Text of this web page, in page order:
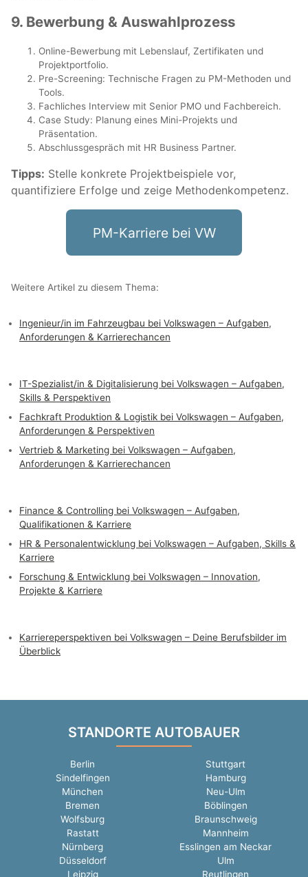
9. Bewerbung & Auswahlprozess
Online-Bewerbung mit Lebenslauf, Zertifikaten und
Projektportfolio.
Pre-Screening: Technische Fragen zu PM-Methoden und
Tools.
Fachliches Interview mit Senior PMO und Fachbereich.
Case Study: Planung eines Mini-Projekts und
Präsentation.
Abschlussgespräch mit HR Business Partner.
Tipps: Stelle konkrete Projektbeispiele vor,
quantifiziere Erfolge und zeige Methodenkompetenz.
PM-Karriere bei VW
Weitere Artikel zu diesem Thema:
Ingenieur/in im Fahrzeugbau bei Volkswagen – Aufgaben,
Anforderungen & Karrierechancen
IT-Spezialist/in & Digitalisierung bei Volkswagen – Aufgaben,
Skills & Perspektiven
Fachkraft Produktion & Logistik bei Volkswagen – Aufgaben,
Anforderungen & Perspektiven
Vertrieb & Marketing bei Volkswagen – Aufgaben,
Anforderungen & Karrierechancen
Finance & Controlling bei Volkswagen – Aufgaben,
Qualifikationen & Karriere
HR & Personalentwicklung bei Volkswagen – Aufgaben, Skills &
Karriere
Forschung & Entwicklung bei Volkswagen – Innovation,
Projekte & Karriere
Karriereperspektiven bei Volkswagen – Deine Berufsbilder im
Überblick
STANDORTE AUTOBAUER
Berlin
Stuttgart
Sindelfingen
Hamburg
München
Neu-Ulm
Bremen
Böblingen
Wolfsburg
Braunschweig
Rastatt
Mannheim
Nürnberg
Esslingen am Neckar
Düsseldorf
Ulm
Leipzig
Reutlingen